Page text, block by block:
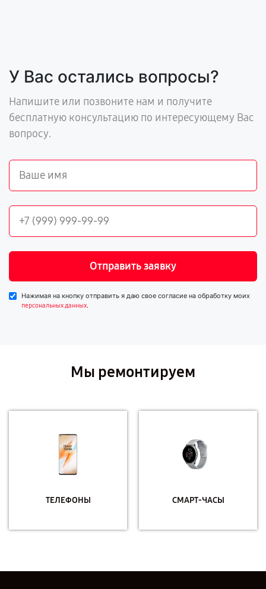
У Вас остались вопросы?
Напишите или позвоните нам и получите
бесплатную консультацию по интересующему Вас
вопросу.
Отправить заявку
Нажимая на кнопку отправить я даю свое согласие на обработку моих
персональных данных.
Мы ремонтируем
ТЕЛЕФОНЫ СМАРТ-ЧАСЫ